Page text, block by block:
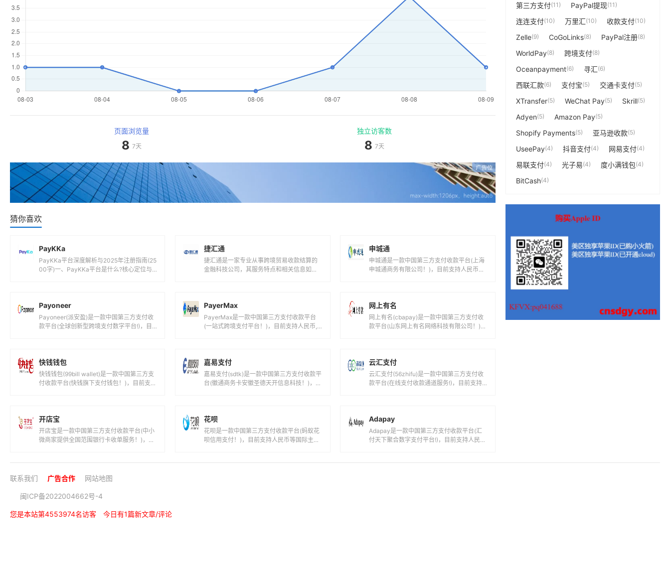
页面浏览量
8 7天
独立访客数
8 7天
猜你喜欢
PayKKa
PayKKa平台深度解析与2025年注册指南(25
00字)一、PayKKa平台是什么?核心定位与
捷汇通
捷汇通是一家专业从事跨境贸易收款结算的
金融科技公司，其服务特点和相关信息如
申城通
申城通是一款中国第三方支付收款平台(上海
申城通商务有限公司！)，目前支持人民币等
Payoneer
Payoneer(派安盈)是一款中国第三方支付收
款平台(全球创新型跨境支付数字平台!)，目
PayerMax
PayerMax是一款中国第三方支付收款平台
(一站式跨境支付平台！)，目前支持人民币,
网上有名
网上有名(cbapay)是一款中国第三方支付收
款平台(山东网上有名网络科技有限公司！)，
快钱钱包
快钱钱包(99bill wallet)是一款中国第三方支
付收款平台(快钱旗下支付钱包！)，目前支持
嘉易支付
嘉易支付(sdtk)是一款中国第三方支付收款平
台(徽通商务卡安徽圣德天开信息科技！)，目
云汇支付
云汇支付(56zhifu)是一款中国第三方支付收
款平台(在线支付收款通道服务!)，目前支持
开店宝
开店宝是一款中国第三方支付收款平台(中小
微商家提供全国范围银行卡收单服务！)，目
花呗
花呗是一款中国第三方支付收款平台(蚂蚁花
呗信用支付！)，目前支持人民币等国际主流
Adapay
Adapay是一款中国第三方支付收款平台(汇
付天下聚合数字支付平台!)，目前支持人民
第三方支付(11) PayPal提现(11)
连连支付(10) 万里汇(10) 收款支付(10)
Zelle(9) CoGoLinks(8) PayPal注册(8)
WorldPay(8) 跨境支付(8)
Oceanpayment(6) 寻汇(6)
西联汇款(6) 支付宝(5) 交通卡支付(5)
XTransfer(5) WeChat Pay(5) Skrill(5)
Adyen(5) Amazon Pay(5)
Shopify Payments(5) 亚马逊收款(5)
UseePay(4) 抖音支付(4) 网易支付(4)
易联支付(4) 光子易(4) 度小满钱包(4)
BitCash(4)
联系我们 广告合作 网站地图
闽ICP备2022004662号-4
您是本站第4553974名访客 今日有1篇新文章/评论